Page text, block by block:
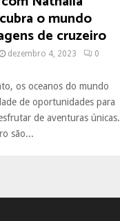
o mundo
de cruzeiro
dezembro 4, 2023
0
os oceanos do mundo
de oportunidades para
de aventuras únicas.
são...